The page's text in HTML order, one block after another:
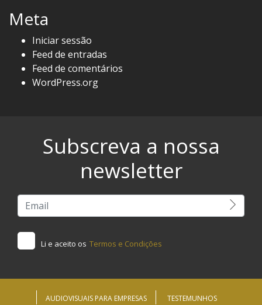
Meta
Iniciar sessão
Feed de entradas
Feed de comentários
WordPress.org
Subscreva a nossa
newsletter
Li e aceito os Termos e Condições
AUDIOVISUAIS PARA EMPRESAS TESTEMUNHOS